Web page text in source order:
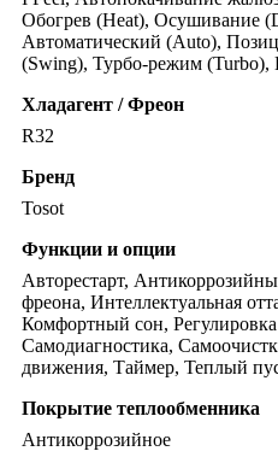
Обогрев (Heat), Осушивание
Автоматический (Auto),
(Swing), Турбо-режим
Хладагент / Фреон
R32
Бренд
Tosot
Функции и опции
Авторестарт,
фреона, Интеллектуальная
Комфортный сон, Регулировка
Самодиагностика,
движения, Таймер, Теплый
Покрытие теплообменника
Антикоррозийное